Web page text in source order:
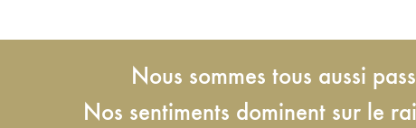
Nous sommes tous aussi
Nos sentiments dominent sur le